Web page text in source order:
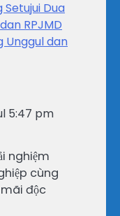
Setujui Dua
RPJMD
Unggul dan
5:47 pm
nghiệm
cùng
mãi độc